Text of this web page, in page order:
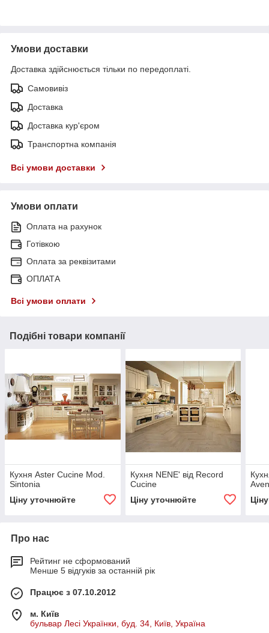
Умови доставки
Доставка здійснюється тільки по передоплаті.
Самовивіз
Доставка
Доставка кур'єром
Транспортна компанія
Всі умови доставки
Умови оплати
Оплата на рахунок
Готівкою
Оплата за реквізитами
ОПЛАТА
Всі умови оплати
Подібні товари компанії
Кухня Aster Cucine Mod.
Sintonia
Ціну уточнюйте
Кухня NENE' від Record
Cucine
Ціну уточнюйте
Про нас
Рейтинг не сформований
Менше 5 відгуків за останній рік
Працює з 07.10.2012
м. Київ
бульвар Лесі Українки, буд. 34, Київ, Україна